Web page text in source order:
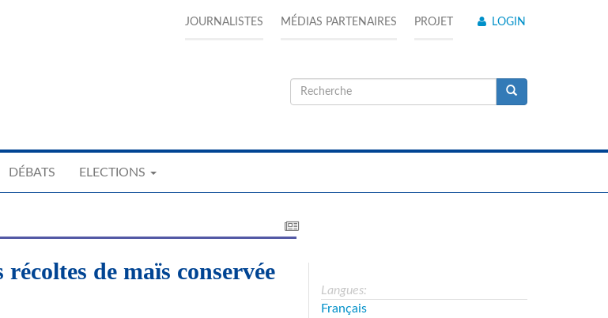
JOURNALISTES MÉDIAS PARTENAIRES PROJET LOGIN
Formulaire
recherche
DÉBATS ELECTIONS
de maïs conservée
Langues:
Français